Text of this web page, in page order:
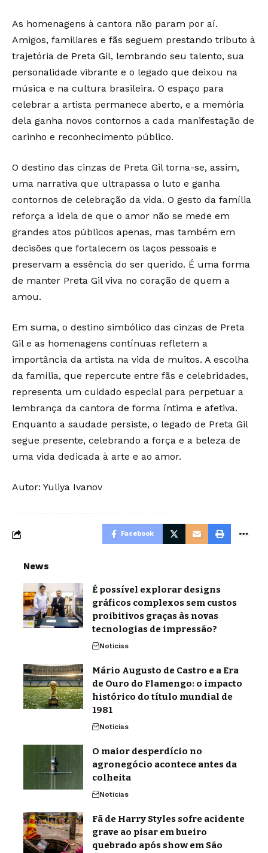
As homenagens à cantora não param por aí.
Amigos, familiares e fãs seguem prestando tributo à
trajetória de Preta Gil, lembrando seu talento, sua
personalidade vibrante e o legado que deixou na
música e na cultura brasileira. O espaço para
celebrar a artista permanece aberto, e a memória
dela ganha novos contornos a cada manifestação de
carinho e reconhecimento público.
O destino das cinzas de Preta Gil torna-se, assim,
uma narrativa que ultrapassa o luto e ganha
contornos de celebração da vida. O gesto da família
reforça a ideia de que o amor não se mede em
grandes atos públicos apenas, mas também em
decisões que fortalecem os laços pessoais e
preservam a essência do ser querido. É uma forma
de manter Preta Gil viva no coração de quem a
amou.
Em suma, o destino simbólico das cinzas de Preta
Gil e as homenagens contínuas refletem a
importância da artista na vida de muitos. A escolha
da família, que repercute entre fãs e celebridades,
representa um cuidado especial para perpetuar a
lembrança da cantora de forma íntima e afetiva.
Enquanto a saudade persiste, o legado de Preta Gil
segue presente, celebrando a força e a beleza de
uma vida dedicada à arte e ao amor.
Autor: Yuliya Ivanov
Facebook
News
É possível explorar designs
gráficos complexos sem custos
proibitivos graças às novas
tecnologias de impressão?
Noticias
Mário Augusto de Castro e a Era
de Ouro do Flamengo: o impacto
histórico do título mundial de
1981
Noticias
O maior desperdício no
agronegócio acontece antes da
colheita
Noticias
Fã de Harry Styles sofre acidente
grave ao pisar em bueiro
quebrado após show em São